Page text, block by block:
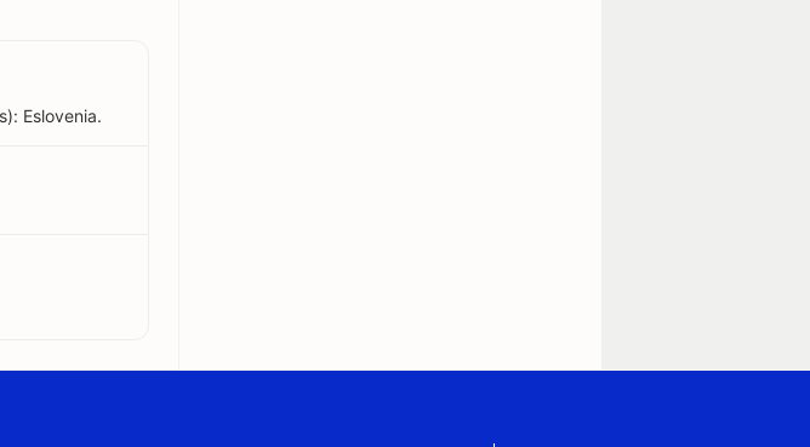
Eslovenia.